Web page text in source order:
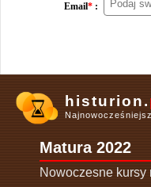
Email* :
histurion.
Matura 2022
Nowoczesne kursy